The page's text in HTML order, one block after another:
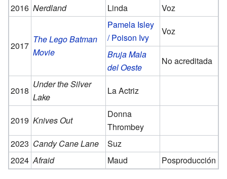
2016 Nerdland Linda Voz
2017
The Lego Batman
Movie
Pamela Isley
/ Poison Ivy
Voz
Bruja Mala
del Oeste
No acreditada
2018
Under the Silver
Lake
La Actriz
2019 Knives Out
Donna
Thrombey
2023 Candy Cane Lane
Suz
2024 Afraid Maud Posproducción